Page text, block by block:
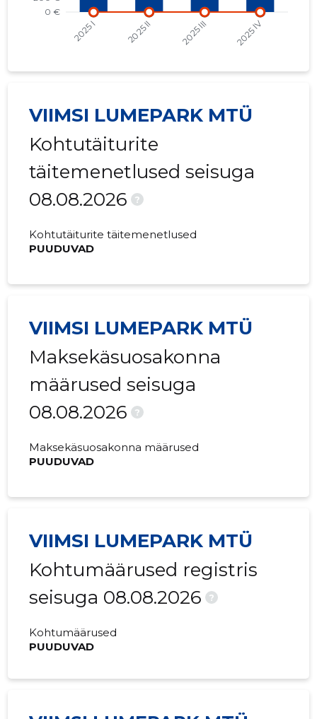
VIIMSI LUMEPARK MTÜ
Kohtutäiturite
täitemenetlused seisuga
08.08.2026
?
Kohtutäiturite täitemenetlused
PUUDUVAD
VIIMSI LUMEPARK MTÜ
Maksekäsuosakonna
määrused seisuga
08.08.2026
?
Maksekäsuosakonna määrused
PUUDUVAD
VIIMSI LUMEPARK MTÜ
Kohtumäärused registris
seisuga 08.08.2026
?
Kohtumäärused
PUUDUVAD